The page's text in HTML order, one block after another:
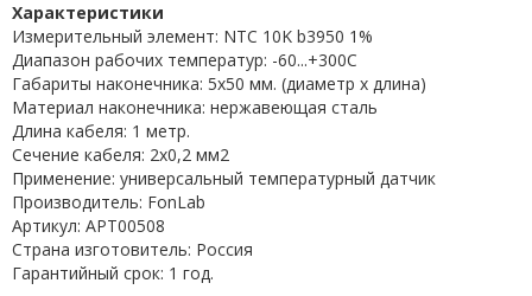
Характеристики
Измерительный элемент: NTC 10K b3950 1%
Диапазон рабочих температур: -60...+300C
Габариты наконечника: 5x50 мм. (диаметр х длина)
Материал наконечника: нержавеющая сталь
Длина кабеля: 1 метр.
Сечение кабеля: 2x0,2 мм2
Применение: универсальный температурный датчик
Производитель: FonLab
Артикул: APT00508
Страна изготовитель: Россия
Гарантийный срок: 1 год.